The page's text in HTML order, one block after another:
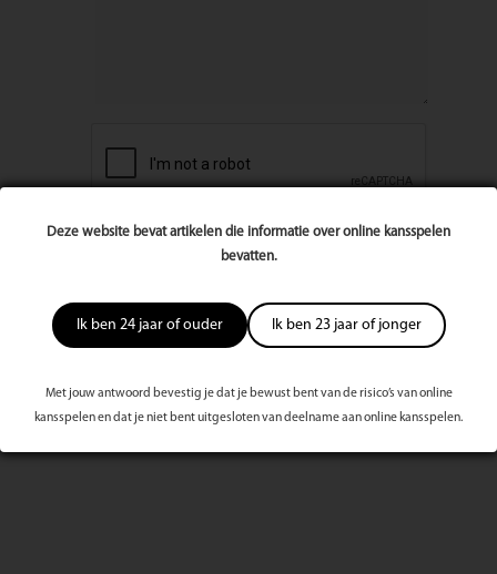
Deze website bevat artikelen die informatie over online kansspelen
bevatten.
Ik ben 24 jaar of ouder Ik ben 23 jaar of jonger
Met jouw antwoord bevestig je dat je bewust bent van de risico’s van online
kansspelen en dat je niet bent uitgesloten van deelname aan online kansspelen.
Meest bekeken dit kwartaal